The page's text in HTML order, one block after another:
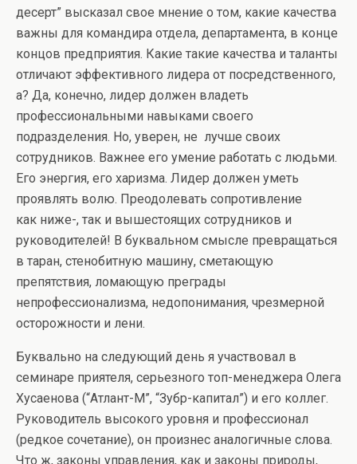
десерт” высказал свое мнение о том, какие качества
важны для командира отдела, департамента, в конце
концов предприятия. Какие такие качества и таланты
отличают эффективного лидера от посредственного,
а? Да, конечно, лидер должен владеть
профессиональными навыками своего
подразделения. Но, уверен, не лучше своих
сотрудников. Важнее его умение работать с людьми.
Его энергия, его харизма. Лидер должен уметь
проявлять волю. Преодолевать сопротивление
как ниже-, так и вышестоящих сотрудников и
руководителей! В буквальном смысле превращаться
в таран, стенобитную машину, сметающую
препятствия, ломающую преграды
непрофессионализма, недопонимания, чрезмерной
осторожности и лени.
Буквально на следующий день я участвовал в
семинаре приятеля, серьезного топ-менеджера Олега
Хусаенова (“Атлант-М”, “Зубр-капитал”) и его коллег.
Руководитель высокого уровня и профессионал
(редкое сочетание), он произнес аналогичные слова.
Что ж, законы управления, как и законы природы,